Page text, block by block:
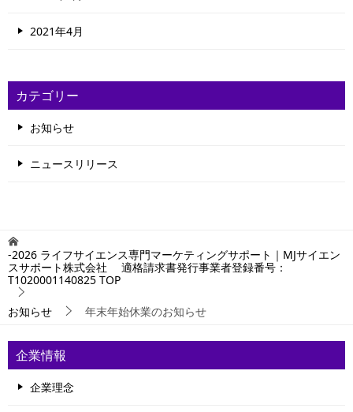
2021年4月
カテゴリー
お知らせ
ニュースリリース
-2026 ライフサイエンス専門マーケティングサポート｜MJサイエン
スサポート株式会社 適格請求書発行事業者登録番号：
T1020001140825 TOP
お知らせ 年末年始休業のお知らせ
企業情報
企業理念